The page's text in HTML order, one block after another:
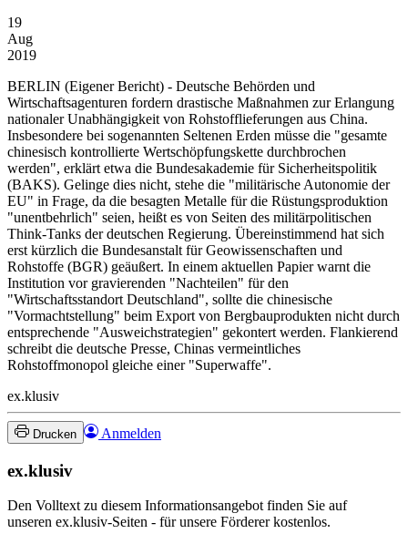
19
Aug
2019
BERLIN (Eigener Bericht) - Deutsche Behörden und
Wirtschaftsagenturen fordern drastische Maßnahmen zur Erlangung
nationaler Unabhängigkeit von Rohstofflieferungen aus China.
Insbesondere bei sogenannten Seltenen Erden müsse die "gesamte
chinesisch kontrollierte Wertschöpfungskette durchbrochen
werden", erklärt etwa die Bundesakademie für Sicherheitspolitik
(BAKS). Gelinge dies nicht, stehe die "militärische Autonomie der
EU" in Frage, da die besagten Metalle für die Rüstungsproduktion
"unentbehrlich" seien, heißt es von Seiten des militärpolitischen
Think-Tanks der deutschen Regierung. Übereinstimmend hat sich
erst kürzlich die Bundesanstalt für Geowissenschaften und
Rohstoffe (BGR) geäußert. In einem aktuellen Papier warnt die
Institution vor gravierenden "Nachteilen" für den
"Wirtschaftsstandort Deutschland", sollte die chinesische
"Vormachtstellung" beim Export von Bergbauprodukten nicht durch
entsprechende "Ausweichstrategien" gekontert werden. Flankierend
schreibt die deutsche Presse, Chinas vermeintliches
Rohstoffmonopol gleiche einer "Superwaffe".
ex.klusiv
Drucken Anmelden
ex.klusiv
Den Volltext zu diesem Informationsangebot finden Sie auf
unseren ex.klusiv-Seiten - für unsere Förderer kostenlos.